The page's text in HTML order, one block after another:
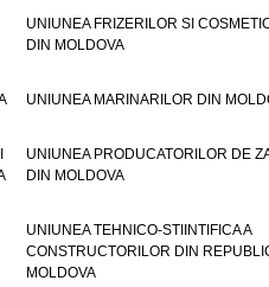
UNIUNEA FRIZERILOR SI
DIN MOLDOVA
UNIUNEA MARINARILOR DIN
UNIUNEA PRODUCATORILOR DE
DIN MOLDOVA
UNIUNEA TEHNICO-STIINTIFICA A
CONSTRUCTORILOR DIN
MOLDOVA